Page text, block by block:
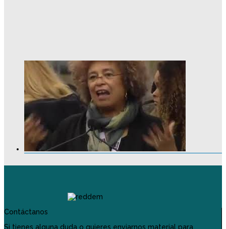
Contáctanos
Si tienes alguna duda o quieres enviarnos material para